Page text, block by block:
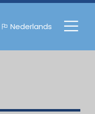
Nederlands